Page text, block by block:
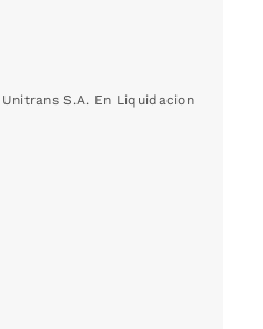
S.A. En Liquidacion